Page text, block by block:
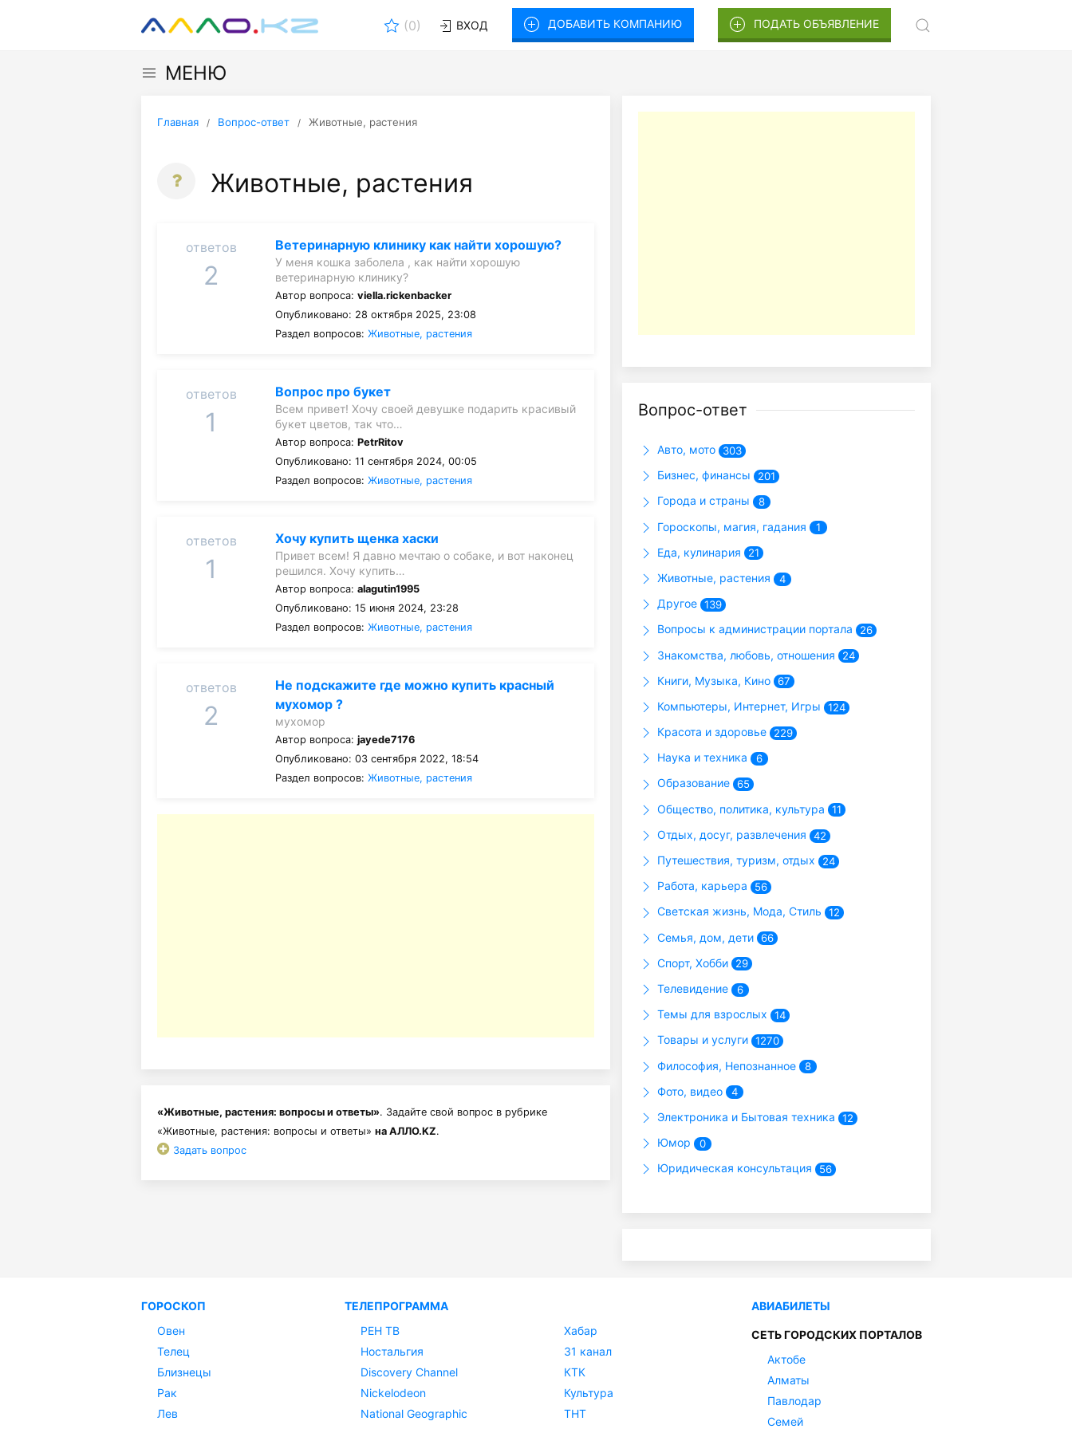
(0) ВХОД ДОБАВИТЬ КОМПАНИЮ ПОДАТЬ ОБЪЯВЛЕНИЕ
МЕНЮ
Главная Вопрос-ответ Животные, растения
Животные, растения
ответов
2
Ветеринарную клинику как найти хорошую?
У меня кошка заболела , как найти хорошую
ветеринарную клинику?
Автор вопроса:viella.rickenbacker
Опубликовано: 28 октября 2025, 23:08
Раздел вопросов:Животные, растения
ответов
1
Вопрос про букет
Всем привет! Хочу своей девушке подарить красивый
букет цветов, так что…
Автор вопроса:PetrRitov
Опубликовано: 11 сентября 2024, 00:05
Раздел вопросов:Животные, растения
ответов
1
Хочу купить щенка хаски
Привет всем! Я давно мечтаю о собаке, и вот наконец
решился. Хочу купить…
Автор вопроса:alagutin1995
Опубликовано: 15 июня 2024, 23:28
Раздел вопросов:Животные, растения
ответов
2
Не подскажите где можно купить красный
мухомор ?
мухомор
Автор вопроса:jayede7176
Опубликовано: 03 сентября 2022, 18:54
Раздел вопросов:Животные, растения
«Животные, растения: вопросы и ответы». Задайте свой вопрос в рубрике
«Животные, растения: вопросы и ответы» на АЛЛО.KZ.
Задать вопрос
Вопрос-ответ
Авто, мото 303
Бизнес, финансы 201
Города и страны 8
Гороскопы, магия, гадания 1
Еда, кулинария 21
Животные, растения 4
Другое 139
Вопросы к администрации портала 26
Знакомства, любовь, отношения 24
Книги, Музыка, Кино 67
Компьютеры, Интернет, Игры 124
Красота и здоровье 229
Наука и техника 6
Образование 65
Общество, политика, культура 11
Отдых, досуг, развлечения 42
Путешествия, туризм, отдых 24
Работа, карьера 56
Светская жизнь, Мода, Стиль 12
Семья, дом, дети 66
Спорт, Хобби 29
Телевидение 6
Темы для взрослых 14
Товары и услуги 1270
Философия, Непознанное 8
Фото, видео 4
Электроника и Бытовая техника 12
Юмор 0
Юридическая консультация 56
ГОРОСКОП
Овен
Телец
Близнецы
Рак
Лев
ТЕЛЕПРОГРАММА
РЕН ТВ
Ностальгия
Discovery Channel
Nickelodeon
National Geographic
Хабар
31 канал
КТК
Культура
ТНТ
АВИАБИЛЕТЫ
СЕТЬ ГОРОДСКИХ ПОРТАЛОВ
Актобе
Алматы
Павлодар
Семей